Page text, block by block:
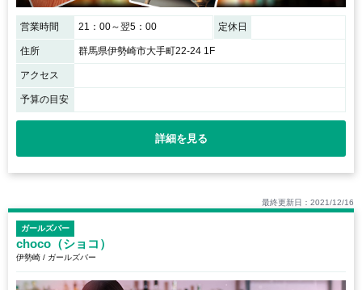
営業時間 21：00～翌5：00 定休日
住所 群馬県伊勢崎市大手町22-24 1F
アクセス
予算の目安
詳細を見る
最終更新日：2021/12/16
ガールズバー
choco（ショコ）
伊勢崎 / ガールズバー